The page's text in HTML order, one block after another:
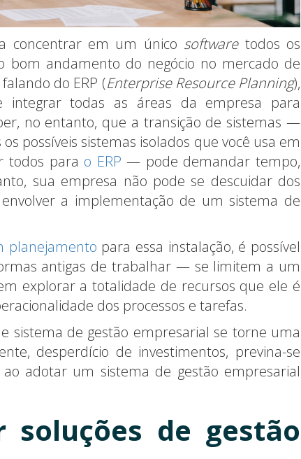
concentrar em um único softwaretodos os
bom andamento do negócio no mercado de
do ERP (Enterprise Resource Planning),
todas as áreas da empresa para
no entanto, que a transição de sistemas —
possíveis sistemas isolados que você usa em
todos para o ERP — pode demandar tempo,
sua empresa não pode se descuidar dos
a implementação de um sistema de
planejamento para essa instalação, é possível
antigas de trabalhar — se limitem a um
explorar a totalidade de recursos que ele é
dos processos e tarefas.
sistema de gestão empresarial se torne uma
desperdício de investimentos, previna-se
adotar um sistema de gestão empresarial
soluções de gestão